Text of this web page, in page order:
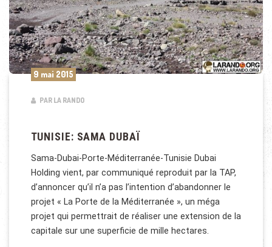
9 mai 2015
PAR LA RANDO
TUNISIE: SAMA DUBAÏ
Sama-Dubai-Porte-Méditerranée-Tunisie Dubai
Holding vient, par communiqué reproduit par la TAP,
d’annoncer qu’il n’a pas l’intention d’abandonner le
projet « La Porte de la Méditerranée », un méga
projet qui permettrait de réaliser une extension de la
capitale sur une superficie de mille hectares.